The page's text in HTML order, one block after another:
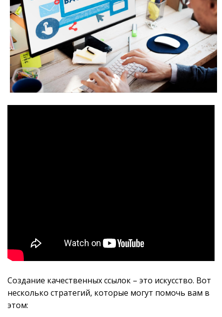
Создание качественных ссылок – это искусство. Вот
несколько стратегий, которые могут помочь вам в
этом: